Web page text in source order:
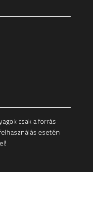
csak a forrás
esetén